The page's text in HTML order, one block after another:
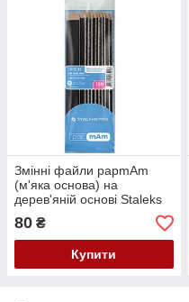
Змінні файли papmAm
(м'яка основа) на
дерев'яній основі Staleks
EXPERT 20 150 грит (10
шт) (DWCE-20-150)
80 ₴
Купити